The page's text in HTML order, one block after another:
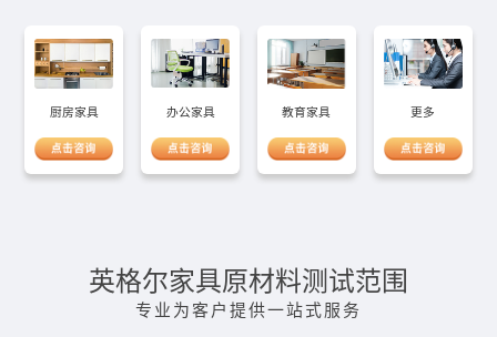
厨房家具 办公家具 教育家具 更多
英格尔家具原材料测试范围
专业为客户提供一站式服务